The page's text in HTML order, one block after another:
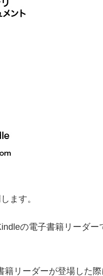
ます。
の電子書籍リーダ
リーダーが登場した